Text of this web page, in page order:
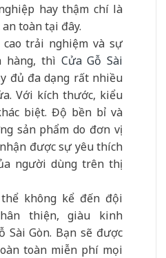
hay thậm chí là
toàn tại đây.
trải nghiệm và sự
hàng, thì Cửa Gỗ Sài
đủ đa dạng rất nhiều
Với kích thước, kiểu
biệt. Độ bền bỉ và
sản phẩm do đơn vị
được sự yêu thích
người dùng trên thị
không kể đến đội
thiện, giàu kinh
Sài Gòn. Bạn sẽ được
toàn miễn phí mọi